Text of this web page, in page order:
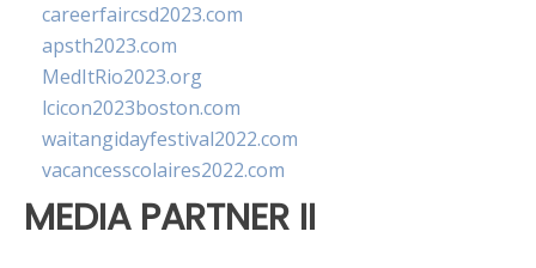
careerfaircsd2023.com
apsth2023.com
MedItRio2023.org
lcicon2023boston.com
waitangidayfestival2022.com
vacancesscolaires2022.com
MEDIA PARTNER II